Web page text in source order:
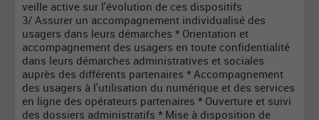
veille active sur l'évolution de ces dispositifs
3/ Assurer un accompagnement individualisé des
usagers dans leurs démarches * Orientation et
accompagnement des usagers en toute confidentialité
dans leurs démarches administratives et sociales
auprès des différents partenaires * Accompagnement
des usagers à l'utilisation du numérique et des services
en ligne des opérateurs partenaires * Ouverture et suivi
des dossiers administratifs * Mise à disposition de